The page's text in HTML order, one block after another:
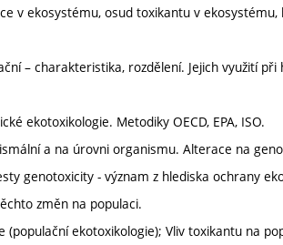
v ekosystému, osud toxikantu v
– charakteristika, rozdělení. Jejich využití
ekotoxikologie. Metodiky OECD, EPA, ISO.
a na úrovni organismu. Alterace na
genotoxicity - význam z hlediska ochrany
změn na populaci.
(populační ekotoxikologie); Vliv toxikantu na